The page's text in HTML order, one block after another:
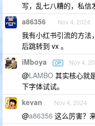
写，乱七八糟的，私信
a86356 Nov 4, 2024
我有小红书引流的方法
后跳转到 vx 。
iMboya OP Nov 4,
@LAMBO 其实核心就
下字体试试。
kevan Nov 4, 2024
@a86356 这么厉害？